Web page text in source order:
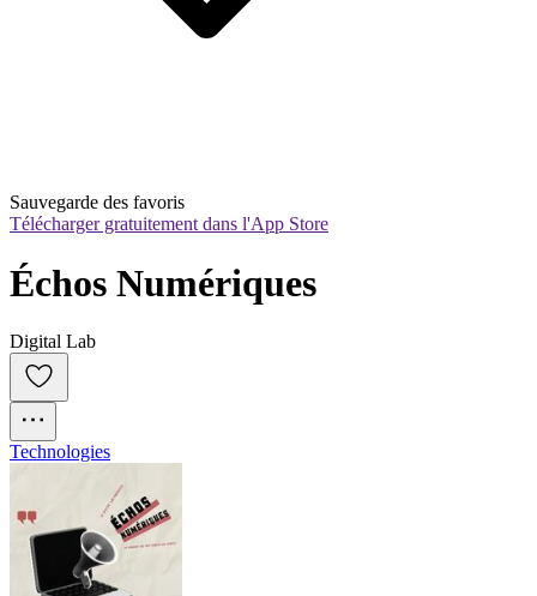
Sauvegarde des favoris
Télécharger gratuitement dans l'App Store
Échos Numériques
Digital Lab
Technologies